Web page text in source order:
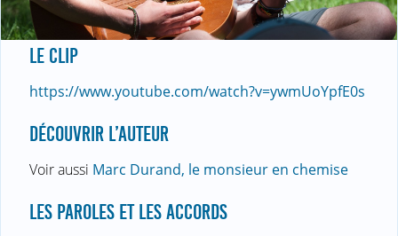
LE CLIP
https://www.youtube.com/watch?v=ywmUoYpfE0s
DÉCOUVRIR L’AUTEUR
Voir aussi Marc Durand, le monsieur en chemise
LES PAROLES ET LES ACCORDS